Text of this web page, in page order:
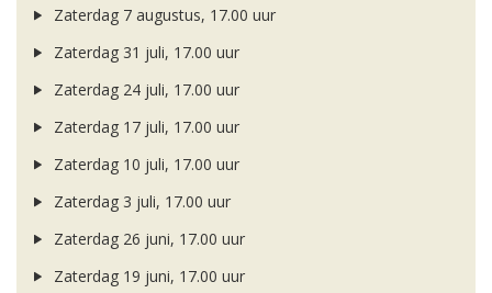
Zaterdag 7 augustus, 17.00 uur
Zaterdag 31 juli, 17.00 uur
Zaterdag 24 juli, 17.00 uur
Zaterdag 17 juli, 17.00 uur
Zaterdag 10 juli, 17.00 uur
Zaterdag 3 juli, 17.00 uur
Zaterdag 26 juni, 17.00 uur
Zaterdag 19 juni, 17.00 uur